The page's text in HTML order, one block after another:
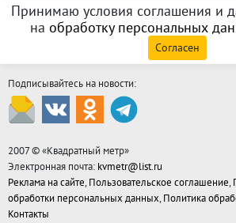
Принимаю условия соглашения и
на обработку персональных
Согласен
Подписывайтесь на новости:
2007 © «Квадратный метр»
Электронная почта: kvmetr@list.ru
Реклама на сайте, Пользовательское соглашение,
обработки персональных данных, Политика
Контакты